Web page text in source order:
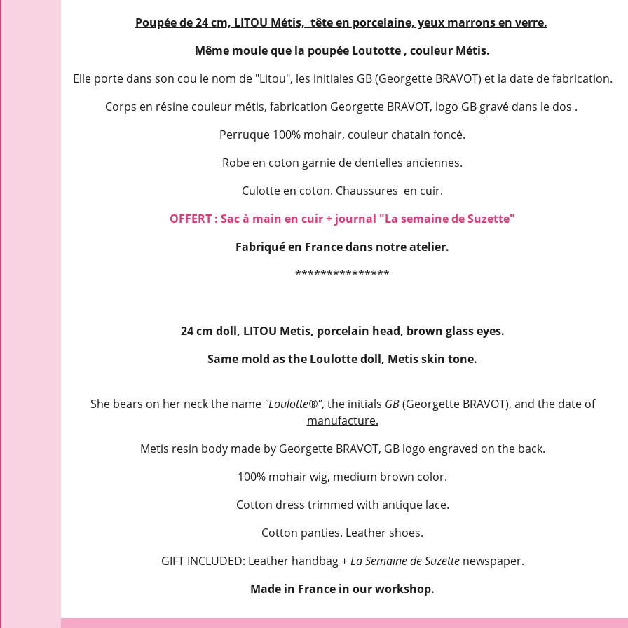
Poupée de 24 cm, LITOU Métis, tête en porcelaine, yeux marrons en verre.
Même moule que la poupée Loutotte , couleur Métis.
Elle porte dans son cou le nom de "Litou", les initiales GB (Georgette BRAVOT) et la date de fabrication.
Corps en résine couleur métis, fabrication Georgette BRAVOT, logo GB gravé dans le dos .
Perruque 100% mohair, couleur chatain foncé.
Robe en coton garnie de dentelles anciennes.
Culotte en coton. Chaussures en cuir.
OFFERT : Sac à main en cuir + journal "La semaine de Suzette"
Fabriqué en France dans notre atelier.
***************
24 cm doll, LITOU Metis, porcelain head, brown glass eyes.
Same mold as the Loulotte doll, Metis skin tone.
She bears on her neck the name "Loulotte®", the initials GB(Georgette BRAVOT), and the date of
manufacture.
Metis resin body made by Georgette BRAVOT, GB logo engraved on the back.
100% mohair wig, medium brown color.
Cotton dress trimmed with antique lace.
Cotton panties. Leather shoes.
GIFT INCLUDED: Leather handbag +La Semaine de Suzettenewspaper.
Made in France in our workshop.